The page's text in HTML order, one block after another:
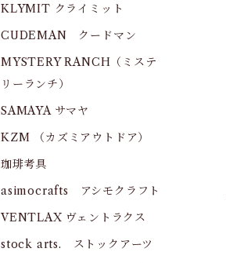
KLYMIT クライミット
CUDEMAN クードマン
MYSTERY RANCH（ミステ
リーランチ）
SAMAYA サマヤ
KZM （カズミアウトドア）
珈琲考具
asimocrafts アシモクラフト
VENTLAX ヴェントラクス
stock arts. ストックアーツ